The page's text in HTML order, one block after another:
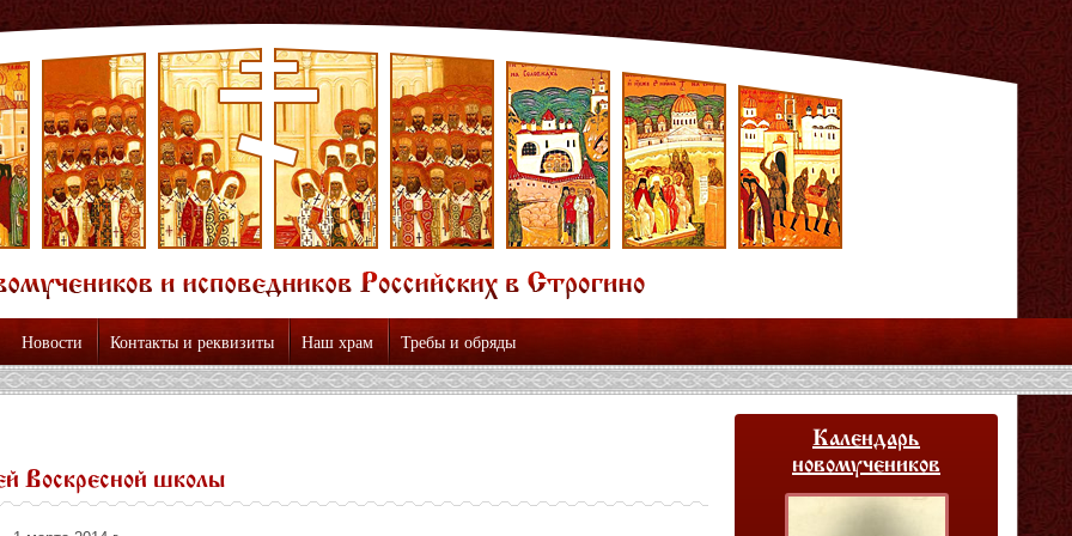
Новости Контакты и реквизиты Наш храм Требы и обряды
Воскресной школы
Календарь
новомучеников